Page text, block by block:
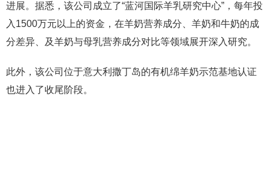
进展。据悉，该公司成立了“蓝河国际羊乳研究中心”，每年投
入1500万元以上的资金，在羊奶营养成分、羊奶和牛奶的成
分差异、及羊奶与母乳营养成分对比等领域展开深入研究。
此外，该公司位于意大利撒丁岛的有机绵羊奶示范基地认证
也进入了收尾阶段。